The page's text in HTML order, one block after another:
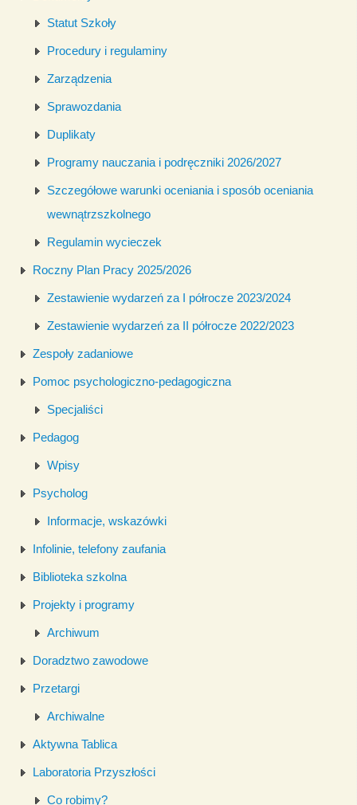
Statut Szkoły
Procedury i regulaminy
Zarządzenia
Sprawozdania
Duplikaty
Programy nauczania i podręczniki 2026/2027
Szczegółowe warunki oceniania i sposób oceniania
wewnątrzszkolnego
Regulamin wycieczek
Roczny Plan Pracy 2025/2026
Zestawienie wydarzeń za I półrocze 2023/2024
Zestawienie wydarzeń za II półrocze 2022/2023
Zespoły zadaniowe
Pomoc psychologiczno-pedagogiczna
Specjaliści
Pedagog
Wpisy
Psycholog
Informacje, wskazówki
Infolinie, telefony zaufania
Biblioteka szkolna
Projekty i programy
Archiwum
Doradztwo zawodowe
Przetargi
Archiwalne
Aktywna Tablica
Laboratoria Przyszłości
Co robimy?